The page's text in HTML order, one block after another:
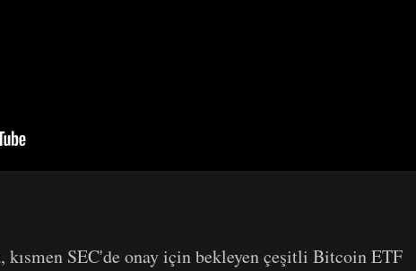
SEC'de onay için bekleyen çeşitli Bitcoin ETF